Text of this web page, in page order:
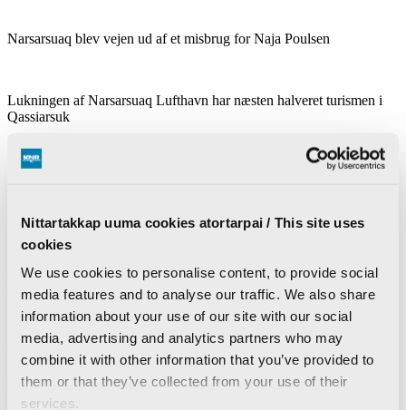
Nittartakkap uuma cookies atortarpai / This site uses
cookies
We use cookies to personalise content, to provide social
media features and to analyse our traffic. We also share
information about your use of our site with our social
media, advertising and analytics partners who may
combine it with other information that you’ve provided to
them or that they’ve collected from your use of their
services.
Narsarsuaq blev vejen ud af et misbrug for Naja Poulsen
Lukningen af Narsarsuaq Lufthavn har næsten halveret turismen i
Qassiarsuk
Sport
Det bliver i familien:To fædre på samme fodboldhold med deres
sønner til NP
To mænd dømt for at ville smugle 93 kilo hash til Grønland
Mest læste i dag